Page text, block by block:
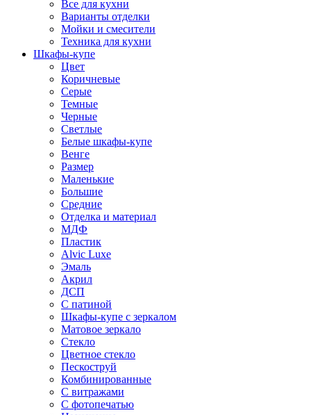
Все для кухни
Варианты отделки
Мойки и смесители
Техника для кухни
Шкафы-купе
Цвет
Коричневые
Серые
Темные
Черные
Светлые
Белые шкафы-купе
Венге
Размер
Маленькие
Большие
Средние
Отделка и материал
МДФ
Пластик
Alvic Luxe
Эмаль
Акрил
ДСП
С патиной
Шкафы-купе с зеркалом
Матовое зеркало
Стекло
Цветное стекло
Пескоструй
Комбинированные
С витражами
С фотопечатью